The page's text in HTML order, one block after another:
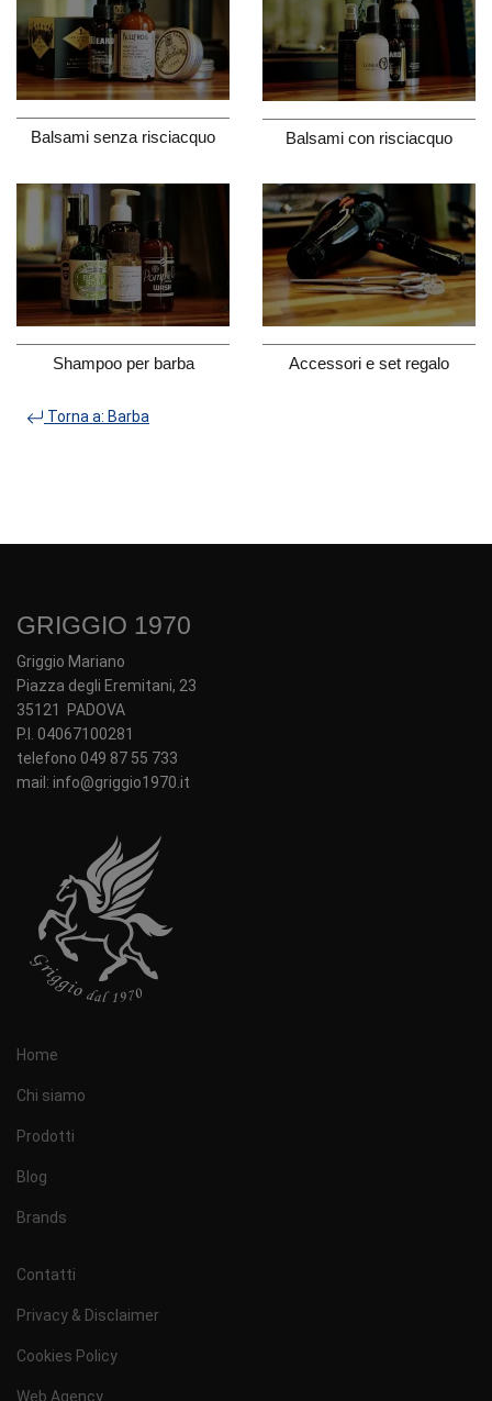
Balsami senza risciacquo Balsami con risciacquo
Shampoo per barba Accessori e set regalo
Torna a: Barba
GRIGGIO 1970
Griggio Mariano
Piazza degli Eremitani, 23
35121 PADOVA
P.I. 04067100281
telefono 049 87 55 733
mail: info@griggio1970.it
Home
Chi siamo
Prodotti
Blog
Brands
Contatti
Privacy & Disclaimer
Cookies Policy
Web Agency